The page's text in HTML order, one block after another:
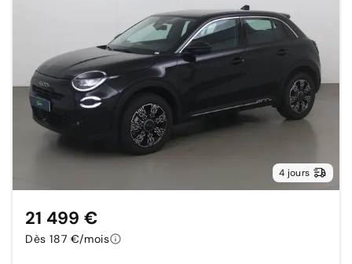
4 jours
21 499 €
Dès 187 €/mois